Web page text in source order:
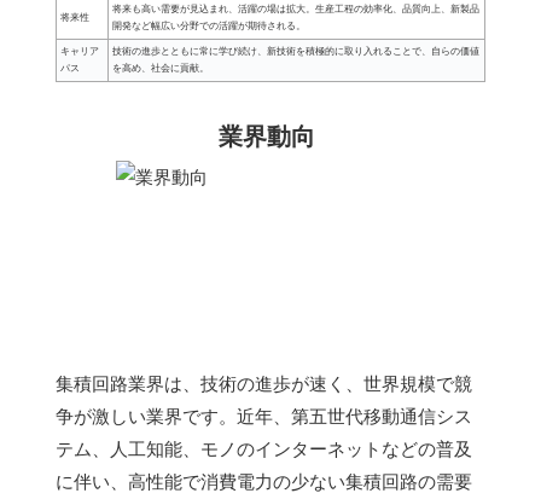
将来性
将来も高い需要が見込まれ、活躍の場は拡大。生産工程の効率化、品質向上、新製品
開発など幅広い分野での活躍が期待される。
キャリア
パス
技術の進歩とともに常に学び続け、新技術を積極的に取り入れることで、自らの価値
を高め、社会に貢献。
業界動向
集積回路業界は、技術の進歩が速く、世界規模で競
争が激しい業界です。近年、第五世代移動通信シス
テム、人工知能、モノのインターネットなどの普及
に伴い、高性能で消費電力の少ない集積回路の需要